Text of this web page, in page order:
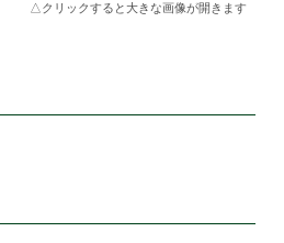
△クリックすると大きな画像が開きます